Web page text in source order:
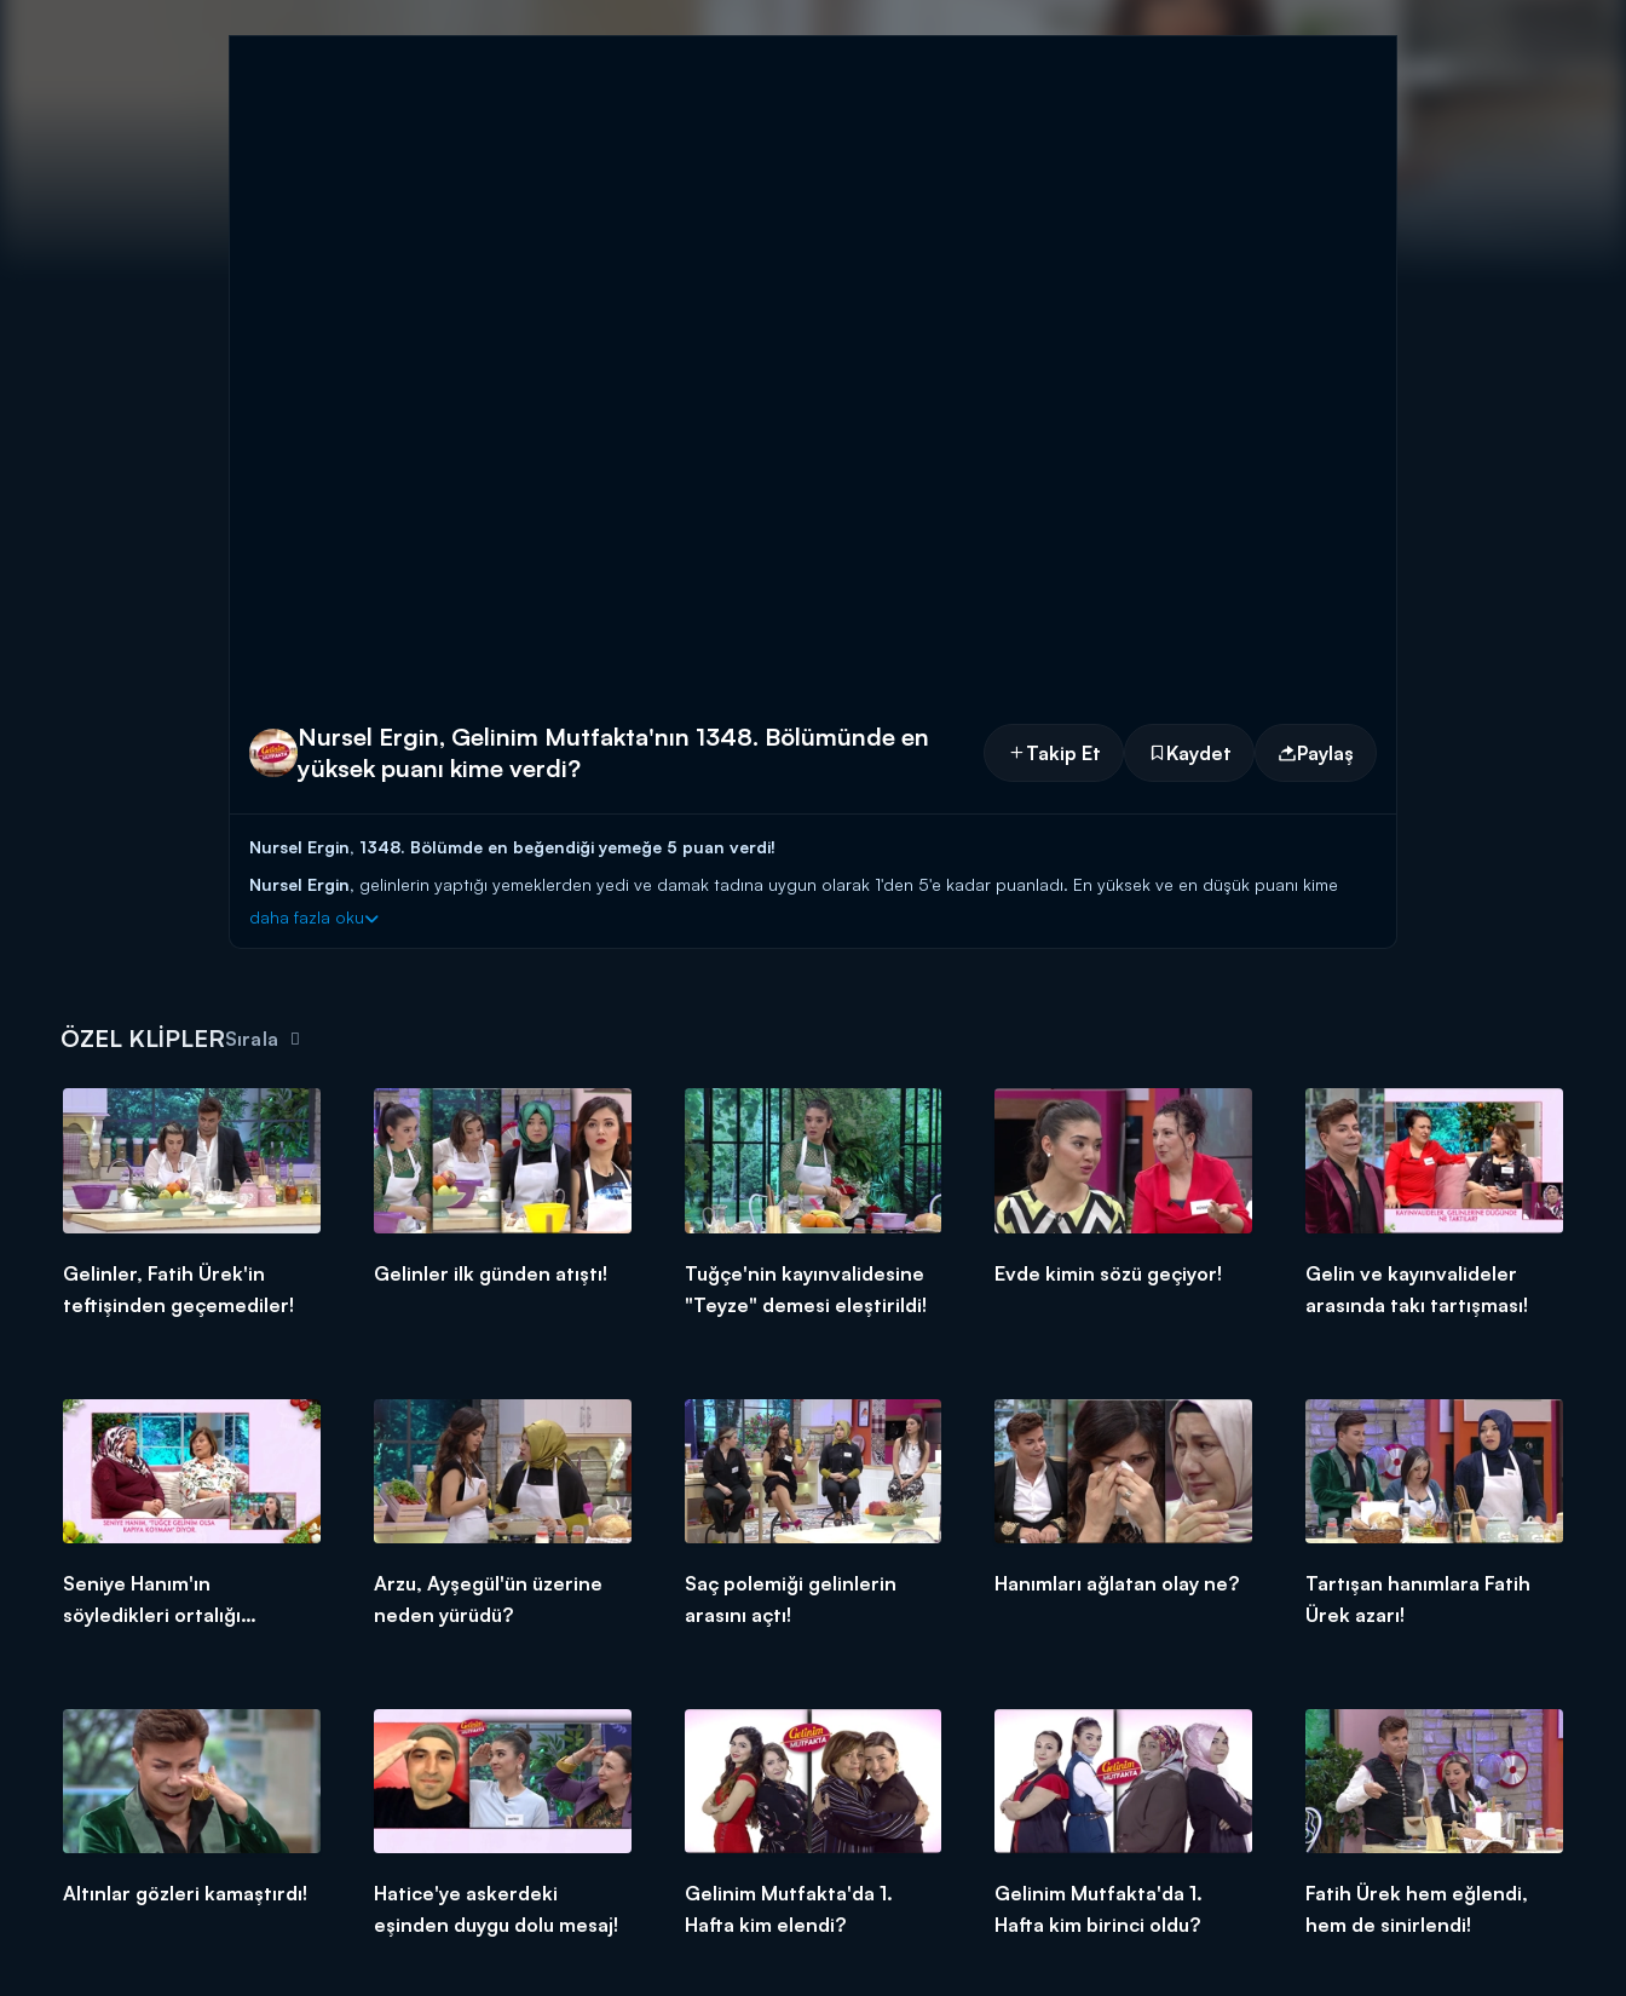
Nursel Ergin, Gelinim Mutfakta'nın 1348. Bölümünde en
yüksek puanı kime verdi?
Takip Et Kaydet Paylaş
Nursel Ergin, 1348. Bölümde en beğendiği yemeğe 5 puan verdi!
Nursel Ergin, gelinlerin yaptığı yemeklerden yedi ve damak tadına uygun olarak 1'den 5'e kadar puanladı. En yüksek ve en düşük puanı kime
verdi?
güvenen gelin ve kaynana adaylarını arıyor! Siz de
BAŞVURULARINIZ İÇİN WHATSAPP HATTI:0539 570 37 07
BAŞVURULARINIZ İÇİN WEB ADRESİ:https://www.kanald.com.tr/gelinim-mutfakta-basvuru-formu
Gelinim Mutfakta, yeni bölümleriyle hafta içi her gün saat 13.00'da Kanal D'de!
daha fazla oku
ÖZEL KLİPLERSırala
Gelinler, Fatih Ürek'in
teftişinden geçemediler!
Gelinler ilk günden atıştı!
Tuğçe'nin kayınvalidesine
"Teyze" demesi eleştirildi!
Evde kimin sözü geçiyor!
Gelin ve kayınvalideler
arasında takı tartışması!
Seniye Hanım'ın
söyledikleri ortalığı
Arzu, Ayşegül'ün üzerine
neden yürüdü?
Saç polemiği gelinlerin
arasını açtı!
Hanımları ağlatan olay ne?
Tartışan hanımlara Fatih
Ürek azarı!
Altınlar gözleri kamaştırdı!
Hatice'ye askerdeki
eşinden duygu dolu mesaj!
Gelinim Mutfakta'da 1.
Hafta kim elendi?
Gelinim Mutfakta'da 1.
Hafta kim birinci oldu?
Fatih Ürek hem eğlendi,
hem de sinirlendi!